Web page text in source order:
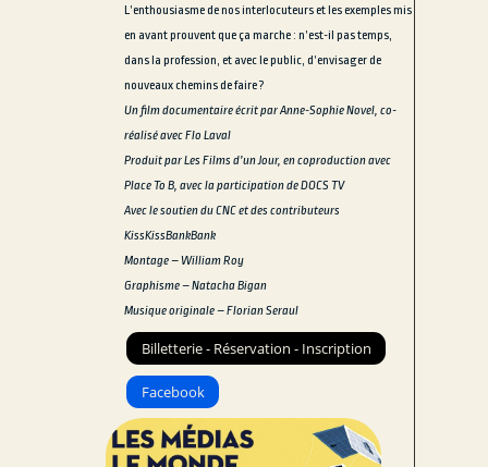
L’enthousiasme de nos interlocuteurs et les exemples mis
en avant prouvent que ça marche : n’est-il pas temps,
dans la profession, et avec le public, d’envisager de
nouveaux chemins de faire ?
Un film documentaire écrit par Anne-Sophie Novel, co-
réalisé avec Flo Laval
Produit par Les Films d’un Jour, en coproduction avec
Place To B, avec la participation de DOCS TV
Avec le soutien du CNC et des contributeurs
KissKissBankBank
Montage – William Roy
Graphisme – Natacha Bigan
Musique originale – Florian Seraul
Billetterie - Réservation - Inscription
Facebook